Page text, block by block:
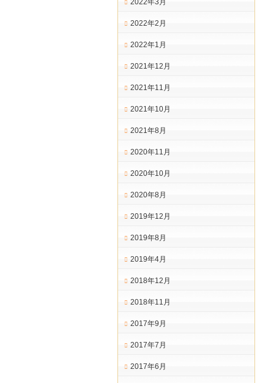
2022年3月
2022年2月
2022年1月
2021年12月
2021年11月
2021年10月
2021年8月
2020年11月
2020年10月
2020年8月
2019年12月
2019年8月
2019年4月
2018年12月
2018年11月
2017年9月
2017年7月
2017年6月